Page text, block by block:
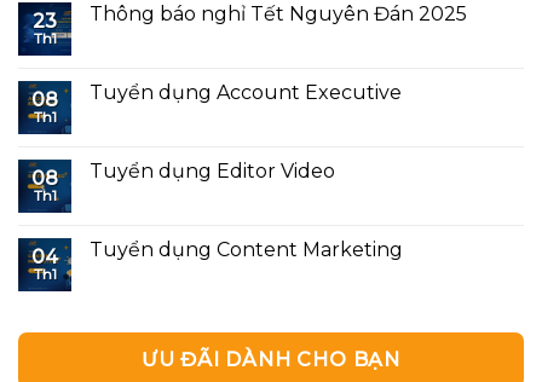
23
Th1
Thông báo nghỉ Tết Nguyên Đán 2025
08
Th1
Tuyển dụng Account Executive
08
Th1
Tuyển dụng Editor Video
04
Th1
Tuyển dụng Content Marketing
ƯU ĐÃI DÀNH CHO BẠN